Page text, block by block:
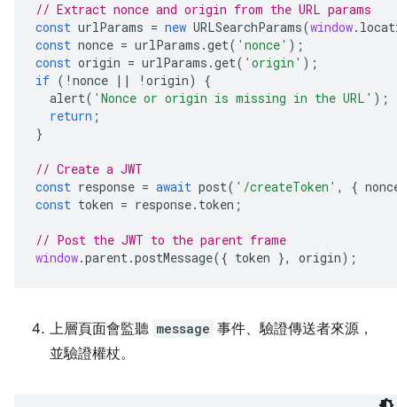
// Extract nonce and origin from the URL params
const urlParams = new URLSearchParams(window.
const nonce = urlParams .get( 'nonce' );
const origin = urlParams .get( 'origin' );
if ( ! nonce || ! origin)
{
alert( 'Nonce or origin is missing in the URL' );
return ;
}
// Create a JWT
const response = await post( '/createToken' , {
const token = response. token ;
// Post the JWT to the parent frame
window.parent.postMessage({ token }, origin);
上層頁面會監聽 message 事件、驗證傳送者來源，
並驗證權杖。